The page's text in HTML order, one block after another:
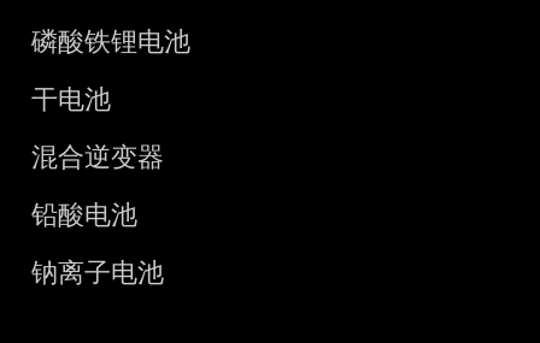
磷酸铁锂电池
干电池
混合逆变器
铅酸电池
钠离子电池